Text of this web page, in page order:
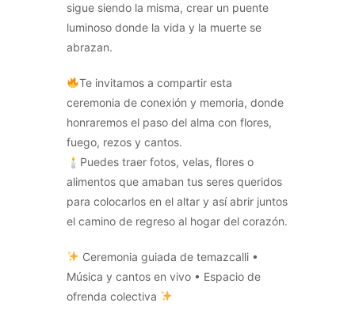
sigue siendo la misma, crear un puente
luminoso donde la vida y la muerte se
abrazan.
Te invitamos a compartir esta
ceremonia de conexión y memoria, donde
honraremos el paso del alma con flores,
fuego, rezos y cantos.
🕯Puedes traer fotos, velas, flores o
alimentos que amaban tus seres queridos
para colocarlos en el altar y así abrir juntos
el camino de regreso al hogar del corazón.
Ceremonia guiada de temazcalli •
Música y cantos en vivo • Espacio de
ofrenda colectiva